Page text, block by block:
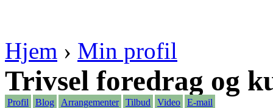
Hjem › Min profil
Trivsel foredrag og
Profil Blog Arrangementer Tilbud Video E-mail